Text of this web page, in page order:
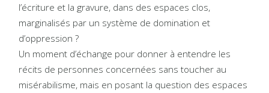
l’écriture et la gravure, dans des espaces clos,
marginalisés par un système de domination et
d’oppression ?
Un moment d’échange pour donner à entendre les
récits de personnes concernées sans toucher au
misérabilisme, mais en posant la question des espaces